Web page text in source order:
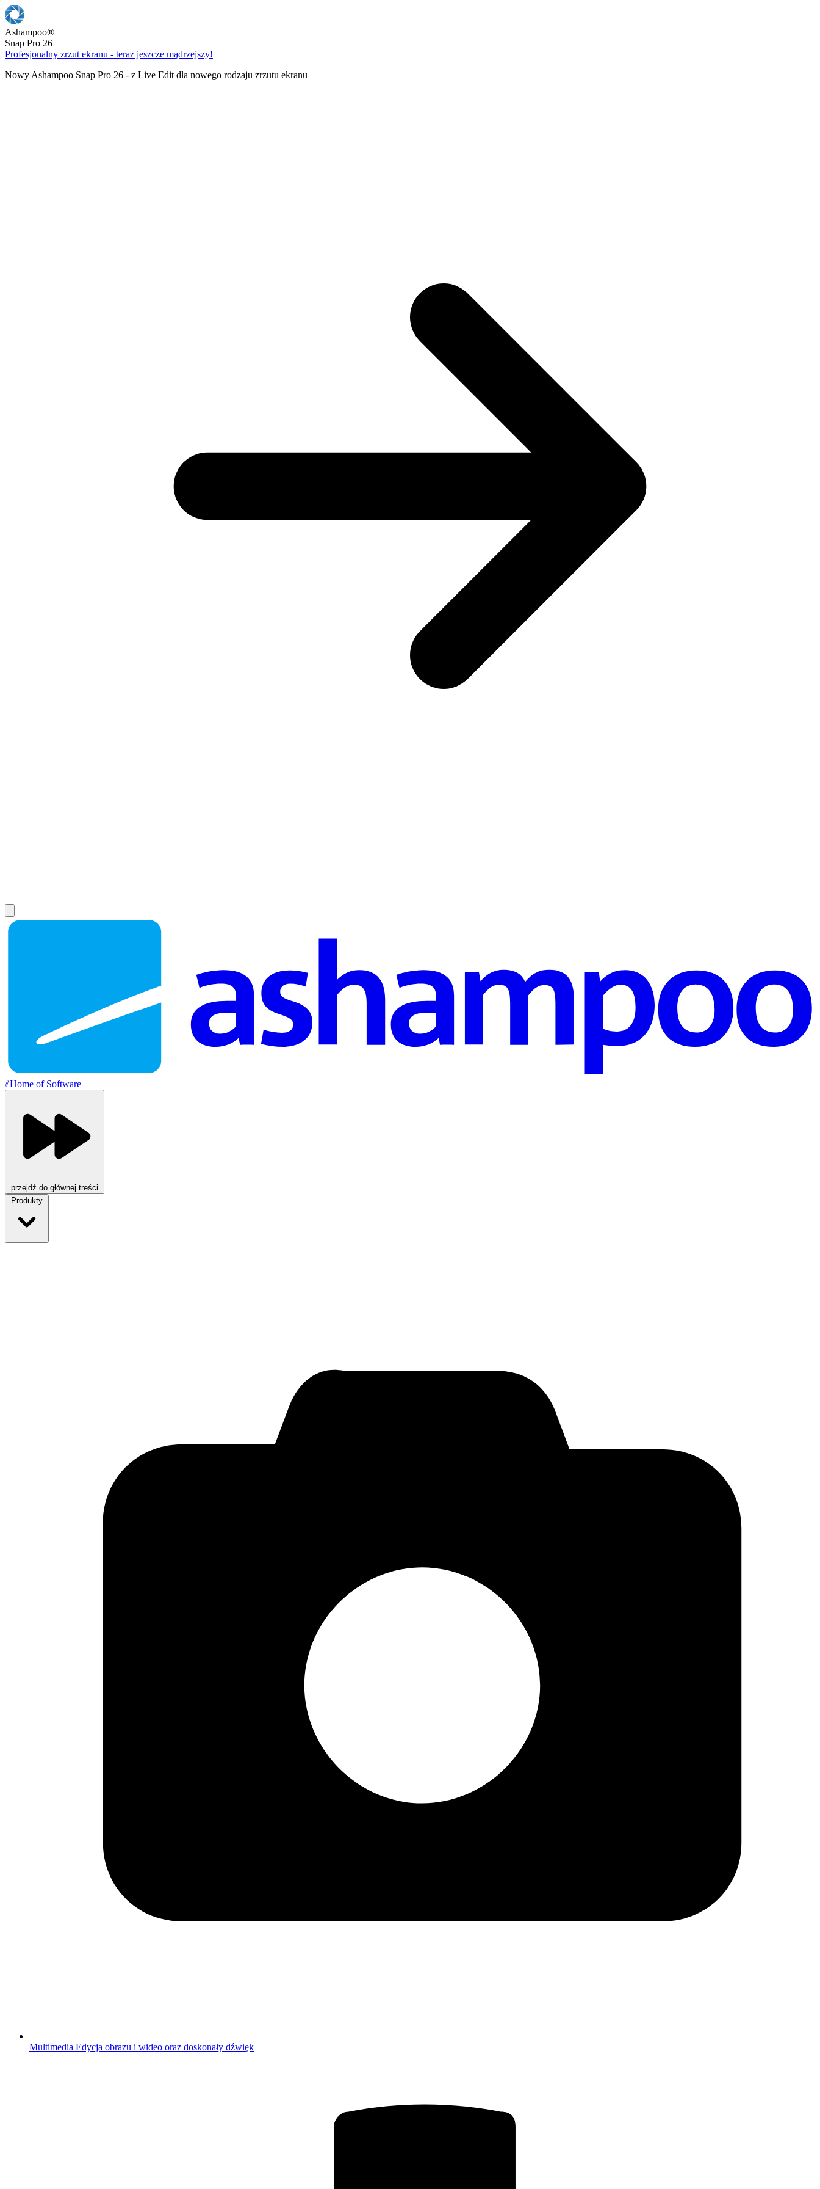
Ashampoo®
Snap Pro 26
Profesjonalny zrzut ekranu - teraz jeszcze mądrzejszy!
Nowy Ashampoo Snap Pro 26 - z Live Edit dla nowego rodzaju zrzutu ekranu
//Home of Software
przejdź do głównej treści
Produkty
Multimedia Edycja obrazu i wideo oraz doskonały dźwięk